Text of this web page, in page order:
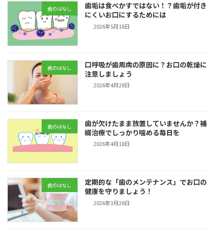
歯のはなし
歯垢は食べかすではない！？歯垢が付き
にくいお口にするためには
2026年5月18日
歯のはなし
口呼吸が歯周病の原因に？お口の乾燥に
注意しましょう
2026年4月28日
歯のはなし
歯が欠けたまま放置していませんか？補
綴治療でしっかり噛める毎日を
2026年4月18日
歯のはなし
定期的な「歯のメンテナンス」でお口の
健康を守りましょう！
2026年3月28日